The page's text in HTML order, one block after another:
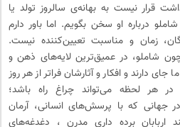
قرار نیست به بهانه‌ی سالروز تولد یا
درباره او سخن بگویم. اما باور دارم
زمان و مناسبت تعیین‌کننده نیست.
شاملو، در عمیق‌ترین لایه‌های ذهن و
جای دارند و افکار و آثارشان فراتر از هر روز
در هر لحظه می‌تواند چراغ راه باشد؛
که با پرسش‌های انسانی، آرمان
اربابان برده داری مدرن ، دغدغه‌های